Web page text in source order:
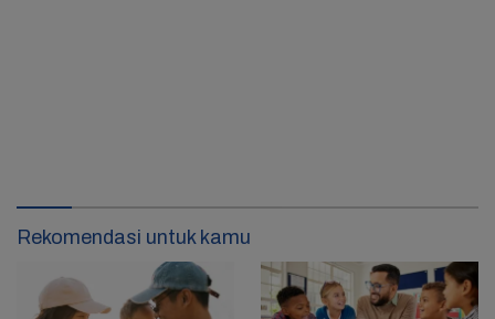
Rekomendasi untuk kamu